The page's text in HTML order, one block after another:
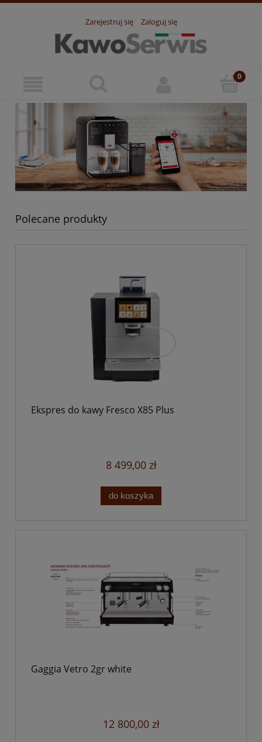
Zarejestruj się Zaloguj się
Polecane produkty
Ekspres do kawy Fresco X85 Plus
8 499,00 zł
do koszyka
Gaggia Vetro 2gr white
12 800,00 zł